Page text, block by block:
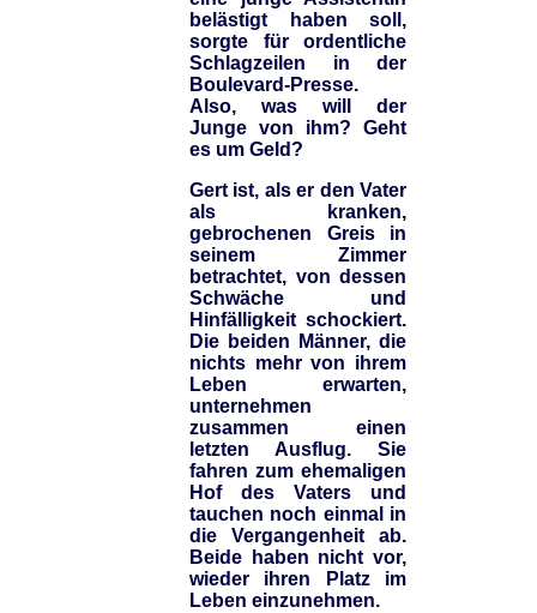
belästigt haben soll,
sorgte für ordentliche
Schlagzeilen in der
Boulevard-Presse.
Also, was will der
Junge von ihm? Geht
es um Geld?
Gert ist, als er den Vater
als kranken,
gebrochenen Greis in
seinem Zimmer
betrachtet, von dessen
Schwäche und
Hinfälligkeit schockiert.
Die beiden Männer, die
nichts mehr von ihrem
Leben erwarten,
unternehmen
zusammen einen
letzten Ausflug. Sie
fahren zum ehemaligen
Hof des Vaters und
tauchen noch einmal in
die Vergangenheit ab.
Beide haben nicht vor,
wieder ihren Platz im
Leben einzunehmen.